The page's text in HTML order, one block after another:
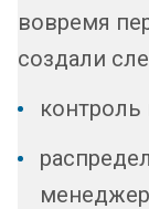
вовремя
создали